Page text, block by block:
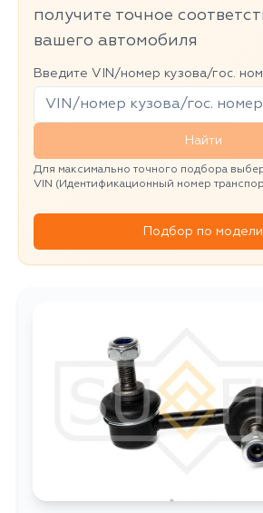
получите точное
вашего автомобиля
Введите VIN/номер кузова/гос.
Найти
Для максимально точного подбора
VIN (Идентификационный номер
Подбор по модели